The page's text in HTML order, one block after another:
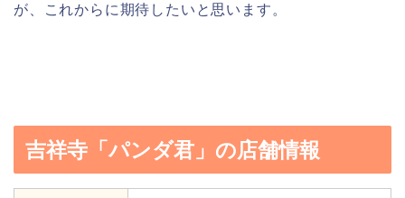
が、これからに期待したいと思います。
吉祥寺「パンダ君」の店舗情報